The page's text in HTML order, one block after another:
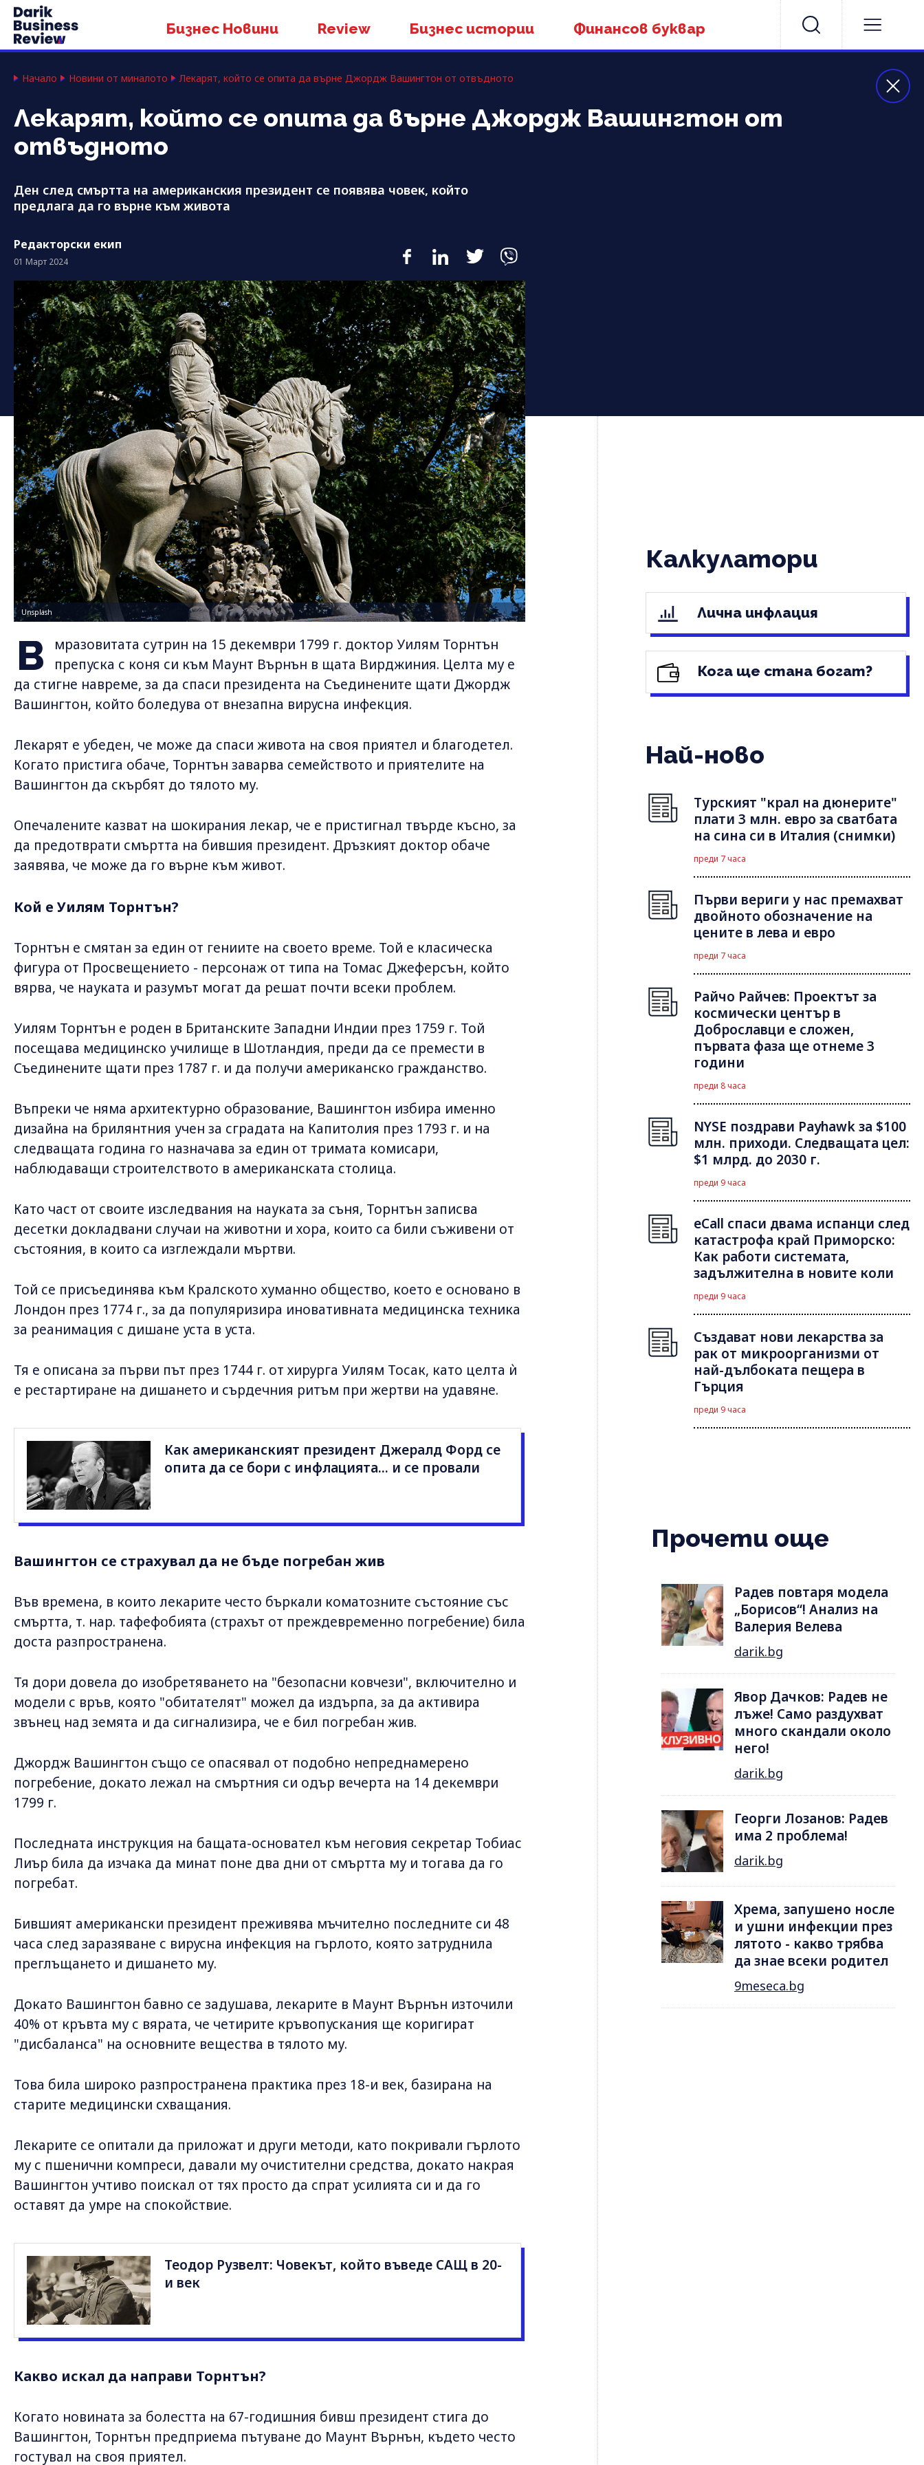
Бизнес Новини Review Бизнес истории Финансов буквар
Начало Новини от миналото Лекарят, който се опита да върне Джордж Вашингтон от отвъдното
Лекарят, който се опита да върне Джордж Вашингтон от
отвъдното
Ден след смъртта на американския президент се появява човек, който
предлага да го върне към живота
Редакторски екип
01 Март 2024
Unsplash
В
мразовитата сутрин на 15 декември 1799 г. доктор Уилям Торнтън
препуска с коня си към Маунт Върнън в щата Вирджиния. Целта му е
да стигне навреме, за да спаси президента на Съединените щати Джордж
Вашингтон, който боледува от внезапна вирусна инфекция.
Лекарят е убеден, че може да спаси живота на своя приятел и благодетел.
Когато пристига обаче, Торнтън заварва семейството и приятелите на
Вашингтон да скърбят до тялото му.
Опечалените казват на шокирания лекар, че е пристигнал твърде късно, за
да предотврати смъртта на бившия президент. Дръзкият доктор обаче
заявява, че може да го върне към живот.
Кой е Уилям Торнтън?
Торнтън е смятан за един от гениите на своето време. Той е класическа
фигура от Просвещението - персонаж от типа на Томас Джеферсън, който
вярва, че науката и разумът могат да решат почти всеки проблем.
Уилям Торнтън е роден в Британските Западни Индии през 1759 г. Той
посещава медицинско училище в Шотландия, преди да се премести в
Съединените щати през 1787 г. и да получи американско гражданство.
Въпреки че няма архитектурно образование, Вашингтон избира именно
дизайна на брилянтния учен за сградата на Капитолия през 1793 г. и на
следващата година го назначава за един от тримата комисари,
наблюдаващи строителството в американската столица.
Като част от своите изследвания на науката за съня, Торнтън записва
десетки докладвани случаи на животни и хора, които са били съживени от
състояния, в които са изглеждали мъртви.
Той се присъединява към Кралското хуманно общество, което е основано в
Лондон през 1774 г., за да популяризира иновативната медицинска техника
за реанимация с дишане уста в уста.
Тя е описана за първи път през 1744 г. от хирурга Уилям Тосак, като целта ѝ
е рестартиране на дишането и сърдечния ритъм при жертви на удавяне.
Как американският президент Джералд Форд се
опита да се бори с инфлацията... и се провали
Вашингтон се страхувал да не бъде погребан жив
Във времена, в които лекарите често бъркали коматозните състояние със
смъртта, т. нар. тафефобията (страхът от преждевременно погребение) била
доста разпространена.
Тя дори довела до изобретяването на "безопасни ковчези", включително и
модели с връв, която "обитателят" можел да издърпа, за да активира
звънец над земята и да сигнализира, че е бил погребан жив.
Джордж Вашингтон също се опасявал от подобно непреднамерено
погребение, докато лежал на смъртния си одър вечерта на 14 декември
1799 г.
Последната инструкция на бащата-основател към неговия секретар Тобиас
Лиър била да изчака да минат поне два дни от смъртта му и тогава да го
погребат.
Бившият американски президент преживява мъчително последните си 48
часа след заразяване с вирусна инфекция на гърлото, която затруднила
преглъщането и дишането му.
Докато Вашингтон бавно се задушава, лекарите в Маунт Върнън източили
40% от кръвта му с вярата, че четирите кръвопускания ще коригират
"дисбаланса" на основните вещества в тялото му.
Това била широко разпространена практика през 18-и век, базирана на
старите медицински схващания.
Лекарите се опитали да приложат и други методи, като покривали гърлото
му с пшенични компреси, давали му очистителни средства, докато накрая
Вашингтон учтиво поискал от тях просто да спрат усилията си и да го
оставят да умре на спокойствие.
Теодор Рузвелт: Човекът, който въведе САЩ в 20-
и век
Какво искал да направи Торнтън?
Когато новината за болестта на 67-годишния бивш президент стига до
Вашингтон, Торнтън предприема пътуване до Маунт Върнън, където често
гостувал на своя приятел.
Калкулатори
Лична инфлация
Кога ще стана богат?
Най-ново
Турският "крал на дюнерите"
плати 3 млн. евро за сватбата
на сина си в Италия (снимки)
преди 7 часа
Първи вериги у нас премахват
двойното обозначение на
цените в лева и евро
преди 7 часа
Райчо Райчев: Проектът за
космически център в
Доброславци е сложен,
първата фаза ще отнеме 3
години
преди 8 часа
NYSE поздрави Payhawk за $100
млн. приходи. Следващата цел:
$1 млрд. до 2030 г.
преди 9 часа
eCall спаси двама испанци след
катастрофа край Приморско:
Как работи системата,
задължителна в новите коли
преди 9 часа
Създават нови лекарства за
рак от микроорганизми от
най-дълбоката пещера в
Гърция
преди 9 часа
Прочети още
Радев повтаря модела
„Борисов“! Анализ на
Валерия Велева
darik.bg
Явор Дачков: Радев не
лъже! Само раздухват
много скандали около
него!
darik.bg
Георги Лозанов: Радев
има 2 проблема!
darik.bg
Хрема, запушено носле
и ушни инфекции през
лятотo - какво трябва
да знае всеки родител
9meseca.bg